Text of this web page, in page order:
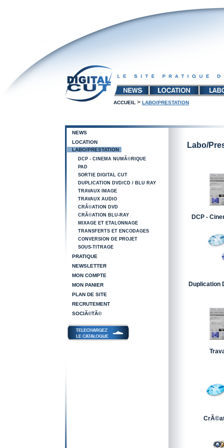
ACCUEIL > LABO/PRESTATION
NEWS
LOCATION
LABO/PRESTATION
DCP - CINEMA NUMÃ©RIQUE
PAD
SORTIE DIGITAL CUT
DUPLICATION DVD/CD / BLU RAY
TRAVAUX IMAGE
TRAVAUX AUDIO
CRÃ©ATION DVD
CRÃ©ATION BLU-RAY
MIXAGE ET ETALONNAGE
TRANSFERTS ET ENCODAGES
CONVERSION DE PROJET
SOUS-TITRAGE
PRATIQUE
NEWSLETTER
MON COMPTE
MON PANIER
PLAN DE SITE
RECRUTEMENT
SOCIÃ©TÃ©
Labo/
DCP -
Duplication